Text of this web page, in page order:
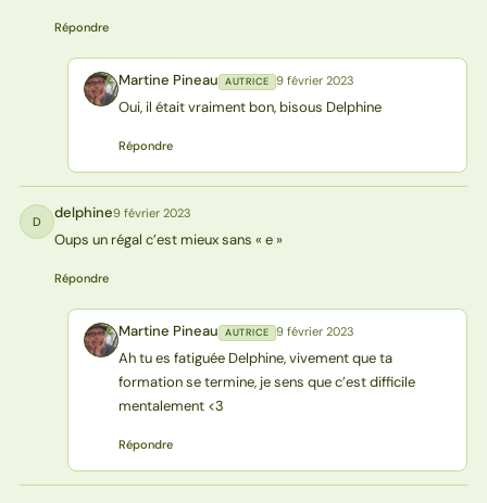
Répondre
MP Martine Pineau AUTRICE 9 février 2023
Oui, il était vraiment bon, bisous Delphine
Répondre
D delphine9 février 2023
Oups un régal c’est mieux sans « e »
Répondre
MP Martine Pineau AUTRICE 9 février 2023
Ah tu es fatiguée Delphine, vivement que ta
formation se termine, je sens que c’est difficile
mentalement <3
Répondre